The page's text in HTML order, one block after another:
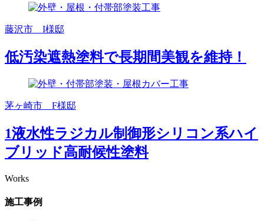
藤沢市 I様邸
低汚染遮熱塗料で長期間美観を維持！
茅ヶ崎市 F様邸
1液水性ラジカル制御形シリコン系ハイ
ブリッド高耐候性塗料
Works
施工事例